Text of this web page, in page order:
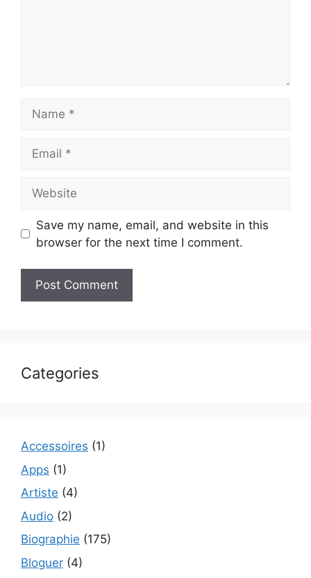
Save my name, email, and website in this
browser for the next time I comment.
Categories
Accessoires (1)
Apps (1)
Artiste (4)
Audio (2)
Biographie (175)
Bloguer (4)